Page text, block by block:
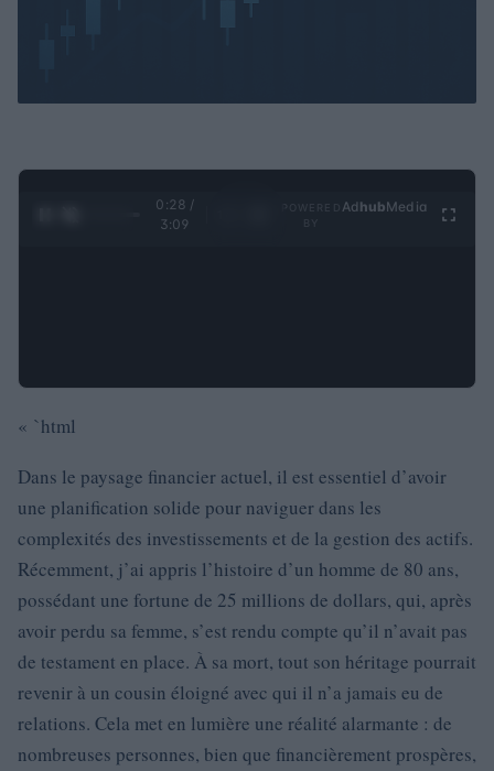
0:29 /
3:09
Ad hubMedia
« `html
Dans le paysage financier actuel, il est essentiel d’avoir
une planification solide pour naviguer dans les
complexités des investissements et de la gestion des actifs.
Récemment, j’ai appris l’histoire d’un homme de 80 ans,
possédant une fortune de 25 millions de dollars, qui, après
avoir perdu sa femme, s’est rendu compte qu’il n’avait pas
de testament en place. À sa mort, tout son héritage pourrait
revenir à un cousin éloigné avec qui il n’a jamais eu de
relations. Cela met en lumière une réalité alarmante : de
nombreuses personnes, bien que financièrement prospères,